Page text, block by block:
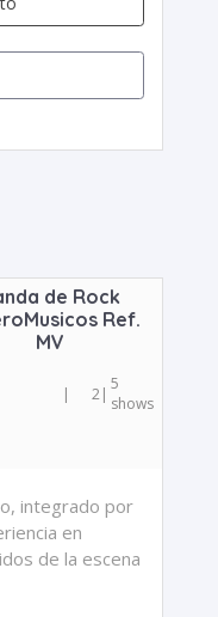
de Rock
Ref.
MV
| 2| 5
shows
integrado por
en
de la escena